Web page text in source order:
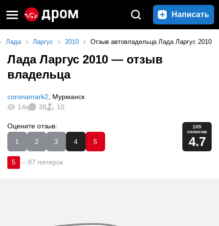
Написать
Лада Ларгус 2010 Отзыв автовладельца Лада Ларгус 2010
Лада Ларгус 2010 — отзыв
владельца
coronamark2
Мурманск
14к
38 10
Оцените отзыв:
1
2 3 4 5
105
голосов
4.7
5 – 87 пятерок